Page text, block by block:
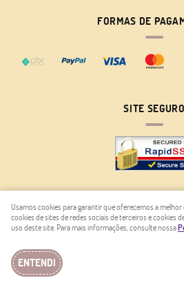
FORMAS DE
SITE SEGURO
LOJA VIRTUAL CRIADA POR
Usamos cookies para garantir que oferecemos a
cookies de sites de redes sociais de terceiros e cookies
uso deste site. Para mais informações, consulte nossa
ENTENDI